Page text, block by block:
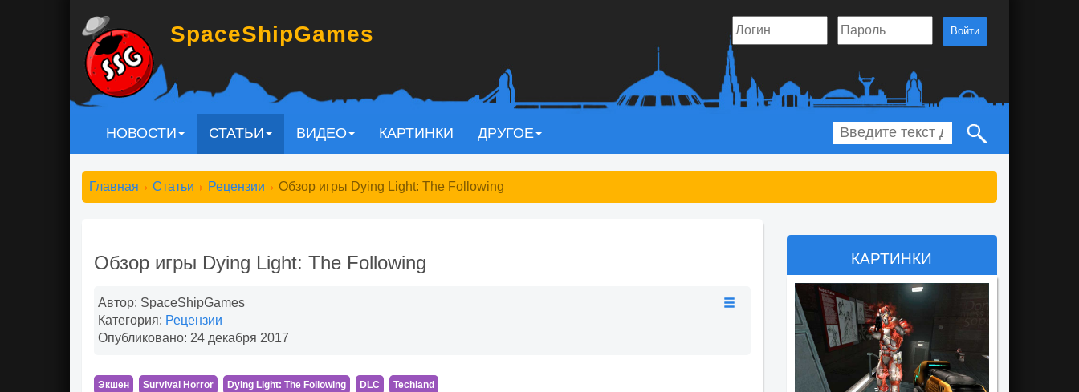
SpaceShipGames Войти
НОВОСТИ СТАТЬИ ВИДЕО КАРТИНКИ ДРУГОЕ
Главная Статьи Рецензии Обзор игры Dying Light: The Following
Обзор игры Dying Light: The Following
Автор: SpaceShipGames
Категория: Рецензии
Опубликовано: 24 декабря 2017
Экшен Survival Horror Dying Light: The Following DLC Techland
КАРТИНКИ